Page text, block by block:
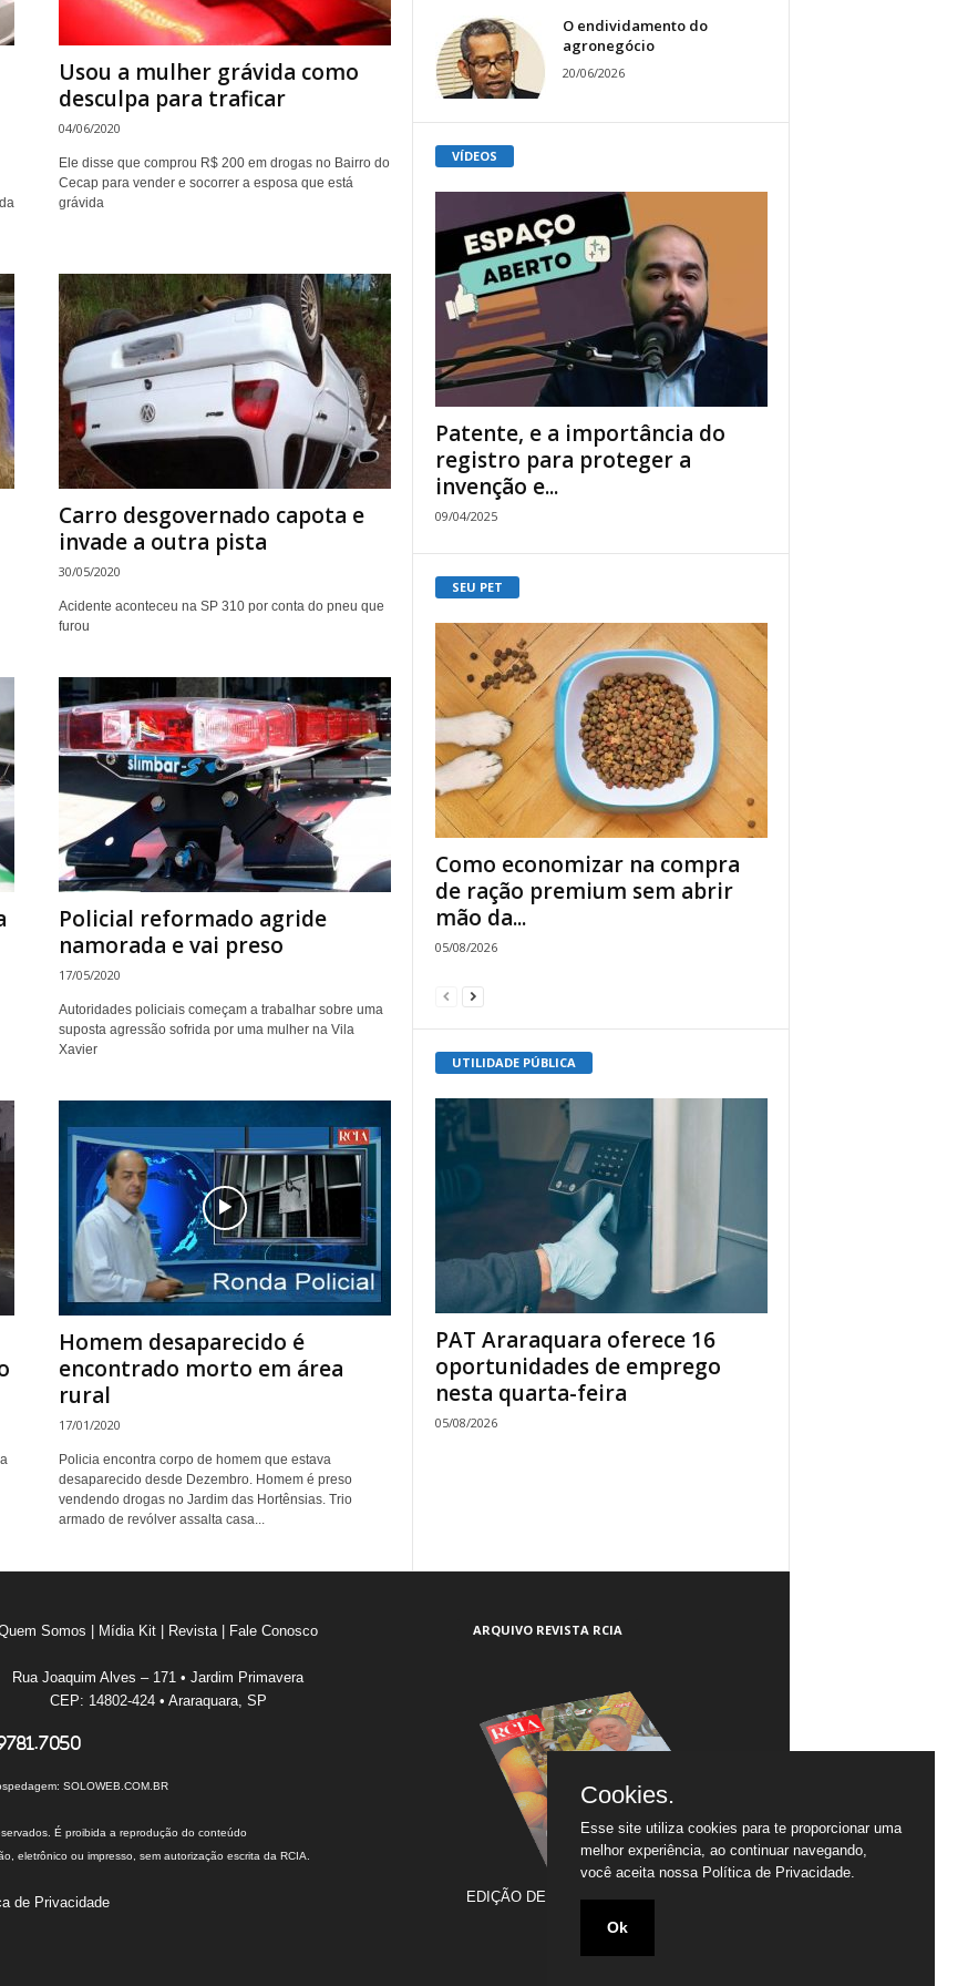
Usou a mulher grávida como
desculpa para traficar
04/06/2020
Ele disse que comprou R$ 200 em drogas no Bairro do
Cecap para vender e socorrer a esposa que está
grávida
Carro desgovernado capota e
invade a outra pista
30/05/2020
Acidente aconteceu na SP 310 por conta do pneu que
furou
Policial reformado agride
namorada e vai preso
17/05/2020
Autoridades policiais começam a trabalhar sobre uma
suposta agressão sofrida por uma mulher na Vila
Xavier
Homem desaparecido é
encontrado morto em área
rural
17/01/2020
Policia encontra corpo de homem que estava
desaparecido desde Dezembro. Homem é preso
vendendo drogas no Jardim das Hortênsias. Trio
armado de revólver assalta casa...
O endividamento do
agronegócio
20/06/2026
VÍDEOS
Patente, e a importância do
registro para proteger a
invenção e...
09/04/2025
SEU PET
Como economizar na compra
de ração premium sem abrir
mão da...
05/08/2026
UTILIDADE PÚBLICA
PAT Araraquara oferece 16
oportunidades de emprego
nesta quarta-feira
05/08/2026
Somos Mídia Kit Revista| Fale Conosco
Rua Joaquim Alves – 171 • Jardim Primavera
CEP: 14802-424 • Araraquara, SP
SOLOWEB.COM.BR
É proibida a reprodução do conteúdo
eletrônico ou impresso, sem autorização escrita da RCIA.
de Privacidade
ARQUIVO REVISTA RCIA
EDIÇÃO DE JULHO/2005 A JULHO/2020
Cookies.
Esse site utiliza cookies para te proporcionar uma
melhor experiência, ao continuar navegando,
você aceita nossa Política de Privacidade.
Ok